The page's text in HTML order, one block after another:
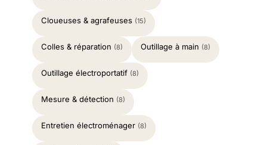
Cloueuses & agrafeuses (15)
Colles & réparation (8) Outillage à main (8)
Outillage électroportatif (8)
Mesure & détection (8)
Entretien électroménager (8)